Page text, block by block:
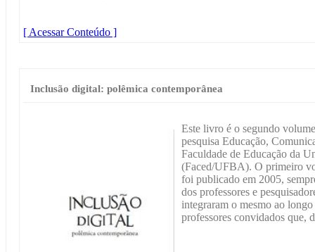
[ Acessar Conteúdo ]
Inclusão digital: polêmica contemporânea
Este livro é o segundo
pesquisa Educação,
Faculdade de Educação da
(Faced/UFBA). O primeiro
foi publicado em 2005,
dos professores e
integraram o mesmo ao
professores convidados que,